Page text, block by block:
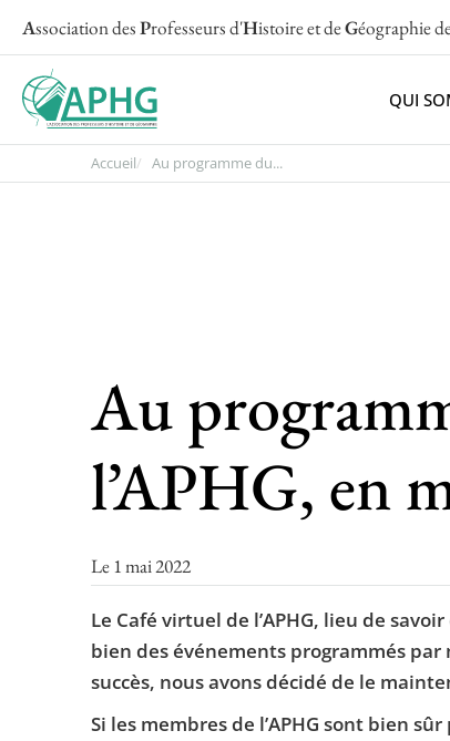
Association desProfesseurs d'Histoire et deGéographie
QUI
Accueil Au programme du...
Au
l’APHG, en
Le 1 mai 2022
Le Café virtuel de l’APHG, lieu de
bien des événements programmés
succès, nous avons décidé de le
Si les membres de l’APHG sont bien